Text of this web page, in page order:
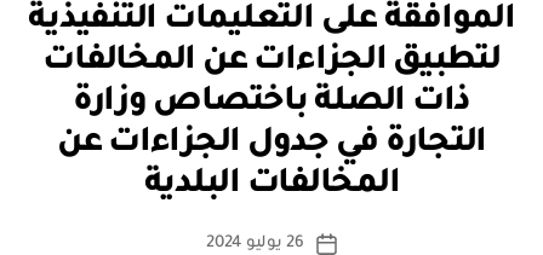
الموافقة على التعليمات التنفيذية
لتطبيق الجزاءات عن المخالفات
ذات الصلة باختصاص وزارة
التجارة في جدول الجزاءات عن
المخالفات البلدية
كاتب
بو
س
ة
تاريخ
26 يوليو 2024